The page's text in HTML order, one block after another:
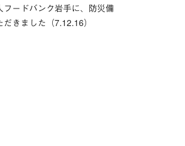
ードバンク岩手に、防災備
きました（7.12.16）